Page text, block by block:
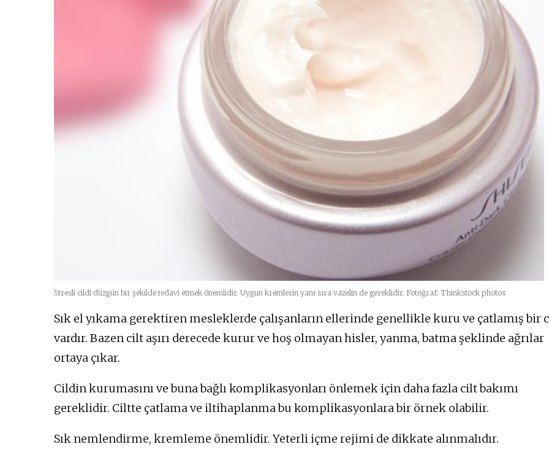
Stresli cildi düzgün bir şekilde tedavi etmek önemlidir. Uygun kremlerin yanı sıra vazelin de gereklidir. Fotoğraf: Thinkstock photos
Sık el yıkama gerektiren mesleklerde çalışanların ellerinde genellikle kuru ve çatlamış bir
vardır. Bazen cilt aşırı derecede kurur ve hoş olmayan hisler, yanma, batma şeklinde ağrılar
ortaya çıkar.
Cildin kurumasını ve buna bağlı komplikasyonları önlemek için daha fazla cilt bakımı
gereklidir. Ciltte çatlama ve iltihaplanma bu komplikasyonlara bir örnek olabilir.
Sık nemlendirme, kremleme önemlidir. Yeterli içme rejimi de dikkate alınmalıdır.